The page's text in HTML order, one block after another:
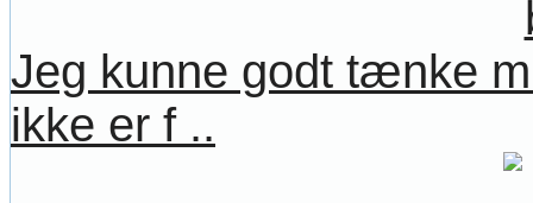
Jeg kunne godt tænke
ikke er f ..